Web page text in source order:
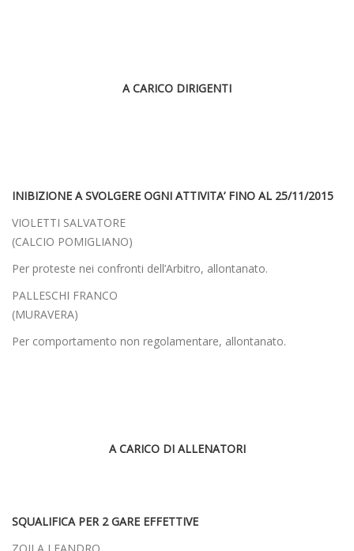
A CARICO DIRIGENTI
INIBIZIONE A SVOLGERE OGNI ATTIVITA’ FINO AL 25/11/2015
VIOLETTI SALVATORE
(CALCIO POMIGLIANO)
Per proteste nei confronti dell’Arbitro, allontanato.
PALLESCHI FRANCO
(MURAVERA)
Per comportamento non regolamentare, allontanato.
A CARICO DI ALLENATORI
SQUALIFICA PER 2 GARE EFFETTIVE